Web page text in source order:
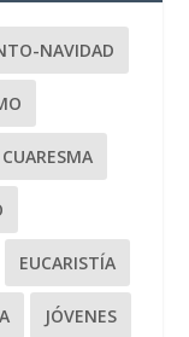
NAVIDAD
CUARESMA
EUCARISTÍA
JÓVENES